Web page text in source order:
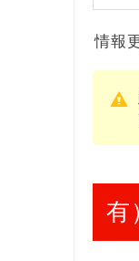
情報
有